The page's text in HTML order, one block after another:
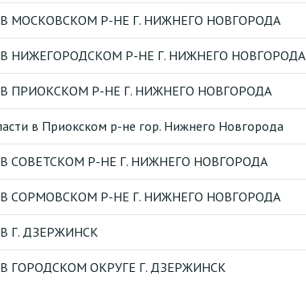
МОСКОВСКОМ Р-НЕ Г. НИЖНЕГО НОВГОРОДА
НИЖЕГОРОДСКОМ Р-НЕ Г. НИЖНЕГО НОВГОРОДА
ПРИОКСКОМ Р-НЕ Г. НИЖНЕГО НОВГОРОДА
в Приокском р-не гор. Нижнего Новгорода
СОВЕТСКОМ Р-НЕ Г. НИЖНЕГО НОВГОРОДА
СОРМОВСКОМ Р-НЕ Г. НИЖНЕГО НОВГОРОДА
Г. ДЗЕРЖИНСК
ГОРОДСКОМ ОКРУГЕ Г. ДЗЕРЖИНСК